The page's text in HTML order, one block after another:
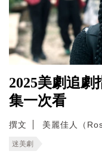
2025美劇追劇
集一次看
撰文 美麗佳人（
迷美劇